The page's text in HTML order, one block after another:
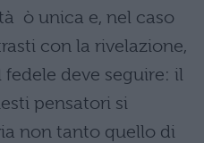
ò unica e, nel caso
con la rivelazione,
fedele deve seguire: il
pensatori si
non tanto quello di